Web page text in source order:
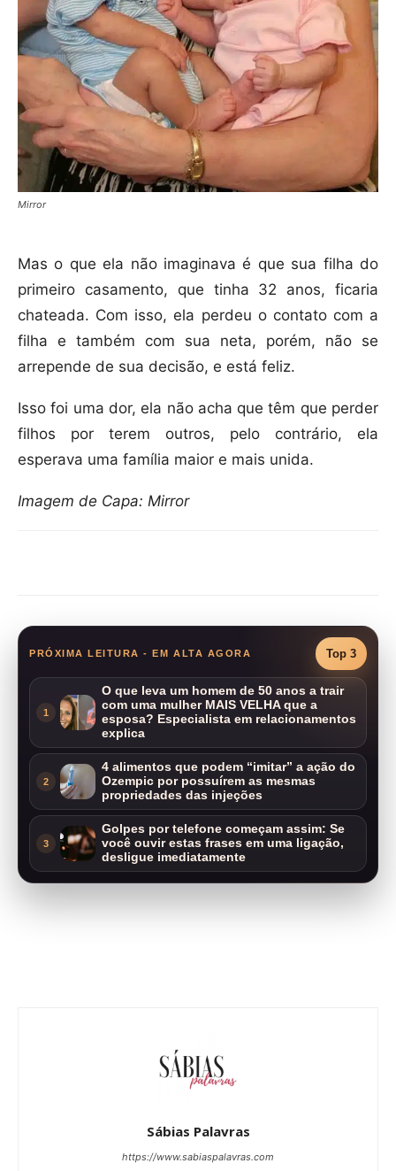
Mirror
Mas o que ela não imaginava é que sua filha do
primeiro casamento, que tinha 32 anos, ficaria
chateada. Com isso, ela perdeu o contato com a
filha e também com sua neta, porém, não se
arrepende de sua decisão, e está feliz.
Isso foi uma dor, ela não acha que têm que perder
filhos por terem outros, pelo contrário, ela
esperava uma família maior e mais unida.
Imagem de Capa: Mirror
PRÓXIMA LEITURA - EM ALTA AGORA Top 3
1
O que leva um homem de 50 anos a trair
com uma mulher MAIS VELHA que a
esposa? Especialista em relacionamentos
explica
2
4 alimentos que podem “imitar” a ação do
Ozempic por possuírem as mesmas
propriedades das injeções
3
Golpes por telefone começam assim: Se
você ouvir estas frases em uma ligação,
desligue imediatamente
Sábias Palavras
https://www.sabiaspalavras.com